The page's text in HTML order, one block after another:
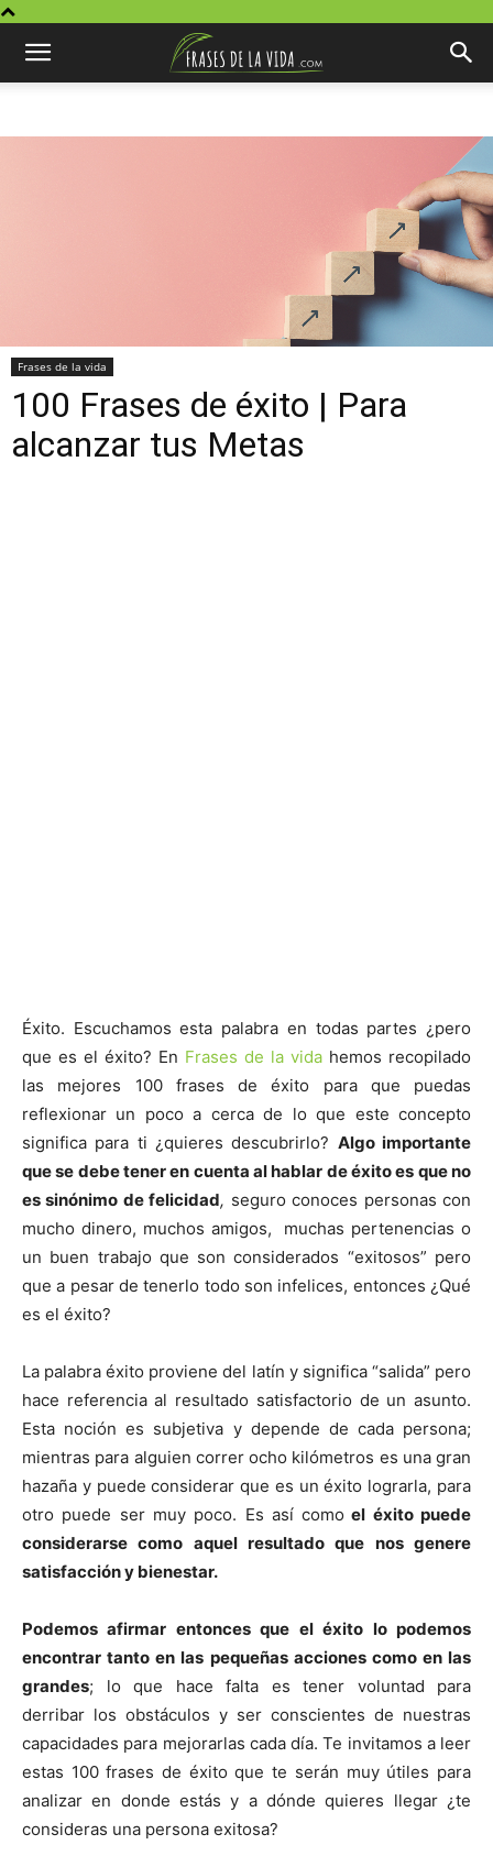
Frases de la vida
100 Frases de éxito | Para
alcanzar tus Metas
Éxito. Escuchamos esta palabra en todas partes ¿pero
que es el éxito? En Frases de la vida hemos recopilado
las mejores 100 frases de éxito para que puedas
reflexionar un poco a cerca de lo que este concepto
significa para ti ¿quieres descubrirlo? Algo importante
que se debe tener en cuenta al hablar de éxito es que no
es sinónimo de felicidad, seguro conoces personas con
mucho dinero, muchos amigos, muchas pertenencias o
un buen trabajo que son considerados “exitosos” pero
que a pesar de tenerlo todo son infelices, entonces ¿Qué
es el éxito?
La palabra éxito proviene del latín y significa “salida” pero
hace referencia al resultado satisfactorio de un asunto.
Esta noción es subjetiva y depende de cada persona;
mientras para alguien correr ocho kilómetros es una gran
hazaña y puede considerar que es un éxito lograrla, para
otro puede ser muy poco. Es así como el éxito puede
considerarse como aquel resultado que nos genere
satisfacción y bienestar.
Podemos afirmar entonces que el éxito lo podemos
encontrar tanto en las pequeñas acciones como en las
grandes; lo que hace falta es tener voluntad para
derribar los obstáculos y ser conscientes de nuestras
capacidades para mejorarlas cada día. Te invitamos a leer
estas 100 frases de éxito que te serán muy útiles para
analizar en donde estás y a dónde quieres llegar ¿te
consideras una persona exitosa?